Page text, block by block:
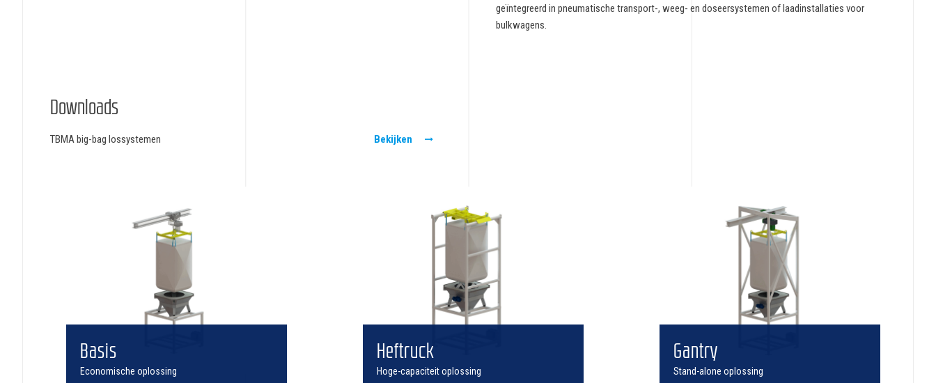
geïntegreerd in pneumatische transport-, weeg- en doseersystemen of laadinstallaties voor
bulkwagens.
Downloads
TBMA big-bag lossystemen Bekijken
Basis
Economische oplossing
Heftruck
Hoge-capaciteit oplossing
Gantry
Stand-alone oplossing